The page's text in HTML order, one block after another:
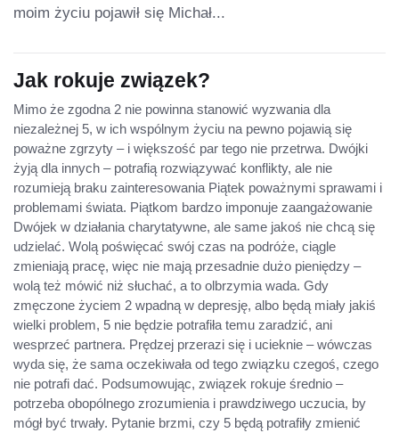
moim życiu pojawił się Michał...
Jak rokuje związek?
Mimo że zgodna 2 nie powinna stanowić wyzwania dla
niezależnej 5, w ich wspólnym życiu na pewno pojawią się
poważne zgrzyty – i większość par tego nie przetrwa. Dwójki
żyją dla innych – potrafią rozwiązywać konflikty, ale nie
rozumieją braku zainteresowania Piątek poważnymi sprawami i
problemami świata. Piątkom bardzo imponuje zaangażowanie
Dwójek w działania charytatywne, ale same jakoś nie chcą się
udzielać. Wolą poświęcać swój czas na podróże, ciągle
zmieniają pracę, więc nie mają przesadnie dużo pieniędzy –
wolą też mówić niż słuchać, a to olbrzymia wada. Gdy
zmęczone życiem 2 wpadną w depresję, albo będą miały jakiś
wielki problem, 5 nie będzie potrafiła temu zaradzić, ani
wesprzeć partnera. Prędzej przerazi się i ucieknie – wówczas
wyda się, że sama oczekiwała od tego związku czegoś, czego
nie potrafi dać. Podsumowując, związek rokuje średnio –
potrzeba obopólnego zrozumienia i prawdziwego uczucia, by
mógł być trwały. Pytanie brzmi, czy 5 będą potrafiły zmienić